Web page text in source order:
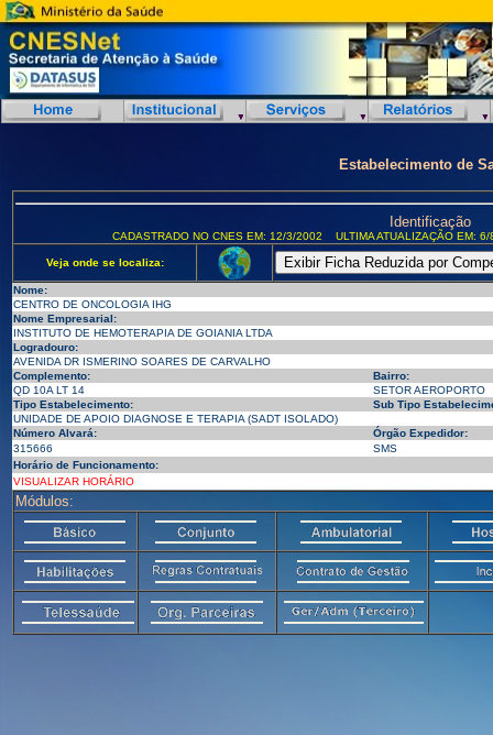
Estabelecimento de
Identificação
CADASTRADO NO CNES EM: 12/3/2002 ULTIMA ATUALIZAÇÃO EM:
Veja onde se localiza:
Nome:
CENTRO DE ONCOLOGIA IHG
Nome Empresarial:
INSTITUTO DE HEMOTERAPIA DE GOIANIA LTDA
Logradouro:
AVENIDA DR ISMERINO SOARES DE CARVALHO
Complemento:
Bairro:
QD 10A LT 14
SETOR AEROPORTO
Tipo Estabelecimento:
Sub Tipo
UNIDADE DE APOIO DIAGNOSE E TERAPIA (SADT ISOLADO)
Número Alvará:
Órgão Expedidor:
315666
SMS
Horário de Funcionamento:
VISUALIZAR HORÁRIO
Módulos: